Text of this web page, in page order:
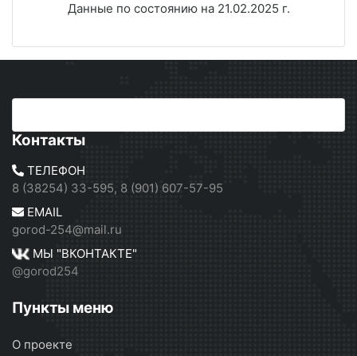
Данные по состоянию на 21.02.2025 г.
Контакты
ТЕЛЕФОН
8 (38254) 33-595, 8 (901) 607-57-95
EMAIL
gorod-254@mail.ru
МЫ "ВКОНТАКТЕ"
@gorod254
Пункты меню
О проекте